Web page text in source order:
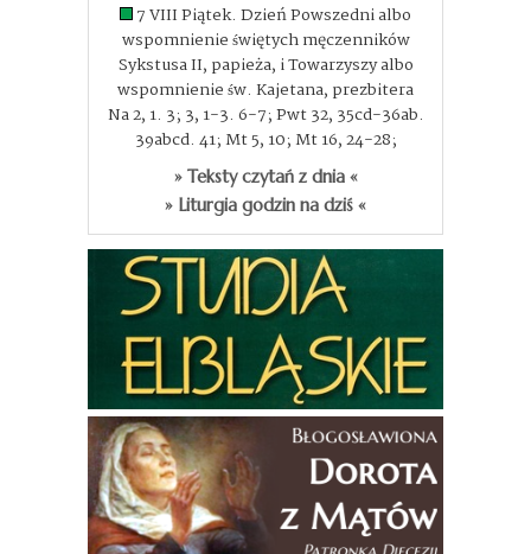
7 VIII Piątek. Dzień Powszedni albo
wspomnienie świętych męczenników
Sykstusa II, papieża, i Towarzyszy albo
wspomnienie św. Kajetana, prezbitera
Na 2, 1. 3; 3, 1-3. 6-7; Pwt 32, 35cd-36ab.
39abcd. 41; Mt 5, 10; Mt 16, 24-28;
» Teksty czytań z dnia «
» Liturgia godzin na dziś «